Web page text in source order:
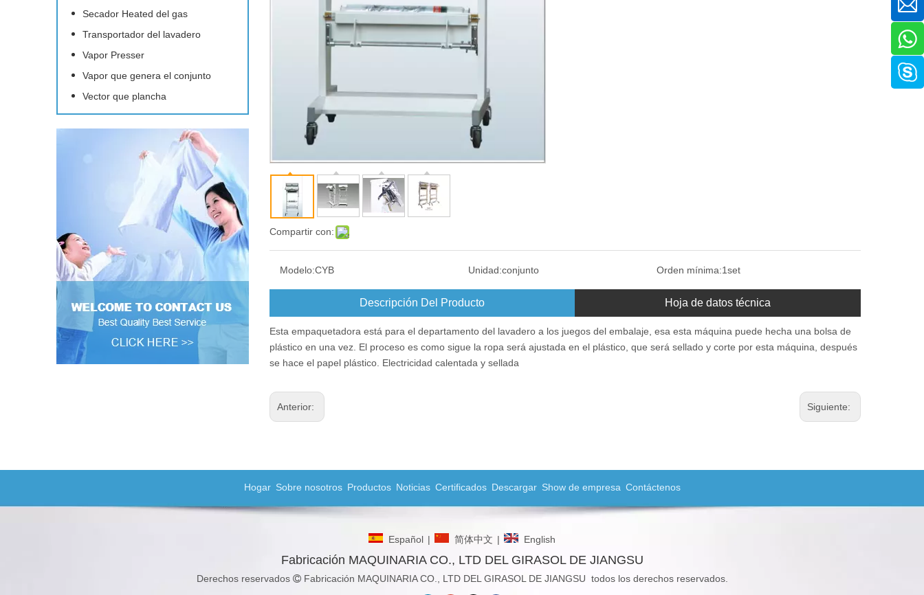
Secador Heated del gas
Transportador del lavadero
Vapor Presser
Vapor que genera el conjunto
Vector que plancha
Compartir con:
Modelo:CYB Unidad:conjunto Orden mínima:1set
Descripción Del Producto Hoja de datos técnica
Esta empaquetadora está para el departamento del lavadero a los juegos del embalaje, esa esta máquina puede hecha una bolsa de
plástico en una vez. El proceso es como sigue la ropa será ajustada en el plástico, que será sellado y corte por esta máquina, después
se hace el papel plástico. Electricidad calentada y sellada
Anterior: Siguiente:
Hogar Sobre nosotros Productos Noticias Certificados Descargar Show de empresa Contáctenos
Español | 简体中文 | English
Fabricación MAQUINARIA CO., LTD DEL GIRASOL DE JIANGSU
Derechos reservados  Fabricación MAQUINARIA CO., LTD DEL GIRASOL DE JIANGSU todos los derechos reservados.